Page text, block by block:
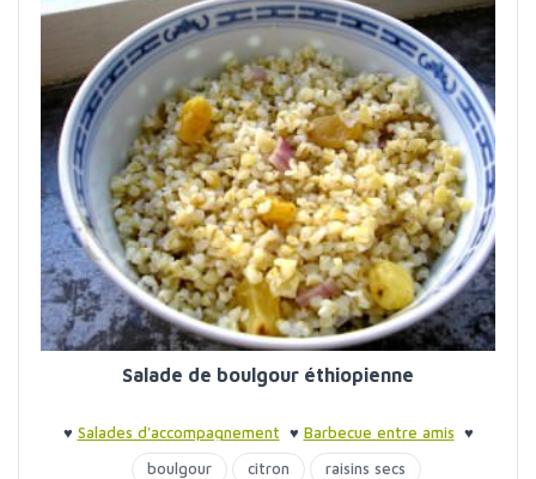
Salade de boulgour éthiopienne
♥ Salades d'accompagnement ♥ Barbecue entre amis ♥
Barbecue entre amis
boulgour citron raisins secs